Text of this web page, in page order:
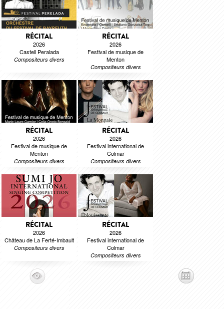
RÉCITAL
2026
Castell Peralada
Compositeurs divers
RÉCITAL
2026
Festival de musique de
Menton
Compositeurs divers
RÉCITAL
2026
Festival de musique de
Menton
Compositeurs divers
RÉCITAL
2026
Festival international de
Colmar
Compositeurs divers
RÉCITAL
2026
Château de La Ferté-Imbault
Compositeurs divers
RÉCITAL
2026
Festival international de
Colmar
Compositeurs divers